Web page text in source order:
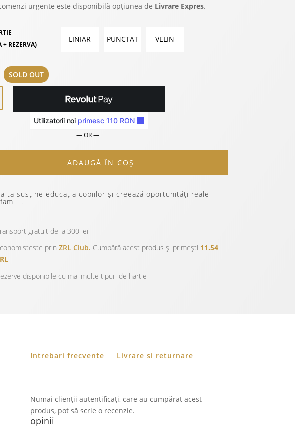
urgente este disponibilă opțiunea de Livrare Expres.
SOLD OUT
+ REZERVA)
LINIAR PUNCTAT VELIN
— OR —
ADAUGĂ ÎN COȘ
ta susține educația copiilor și creează oportunități reale
gratuit de la 300 lei
prin ZRL Club. Cumpără acest produs și primești 11.54
disponibile cu mai multe tipuri de hartie
Intrebari frecvente Livrare si returnare
opinii
Numai clienții autentificați, care au cumpărat acest
produs, pot să scrie o recenzie.